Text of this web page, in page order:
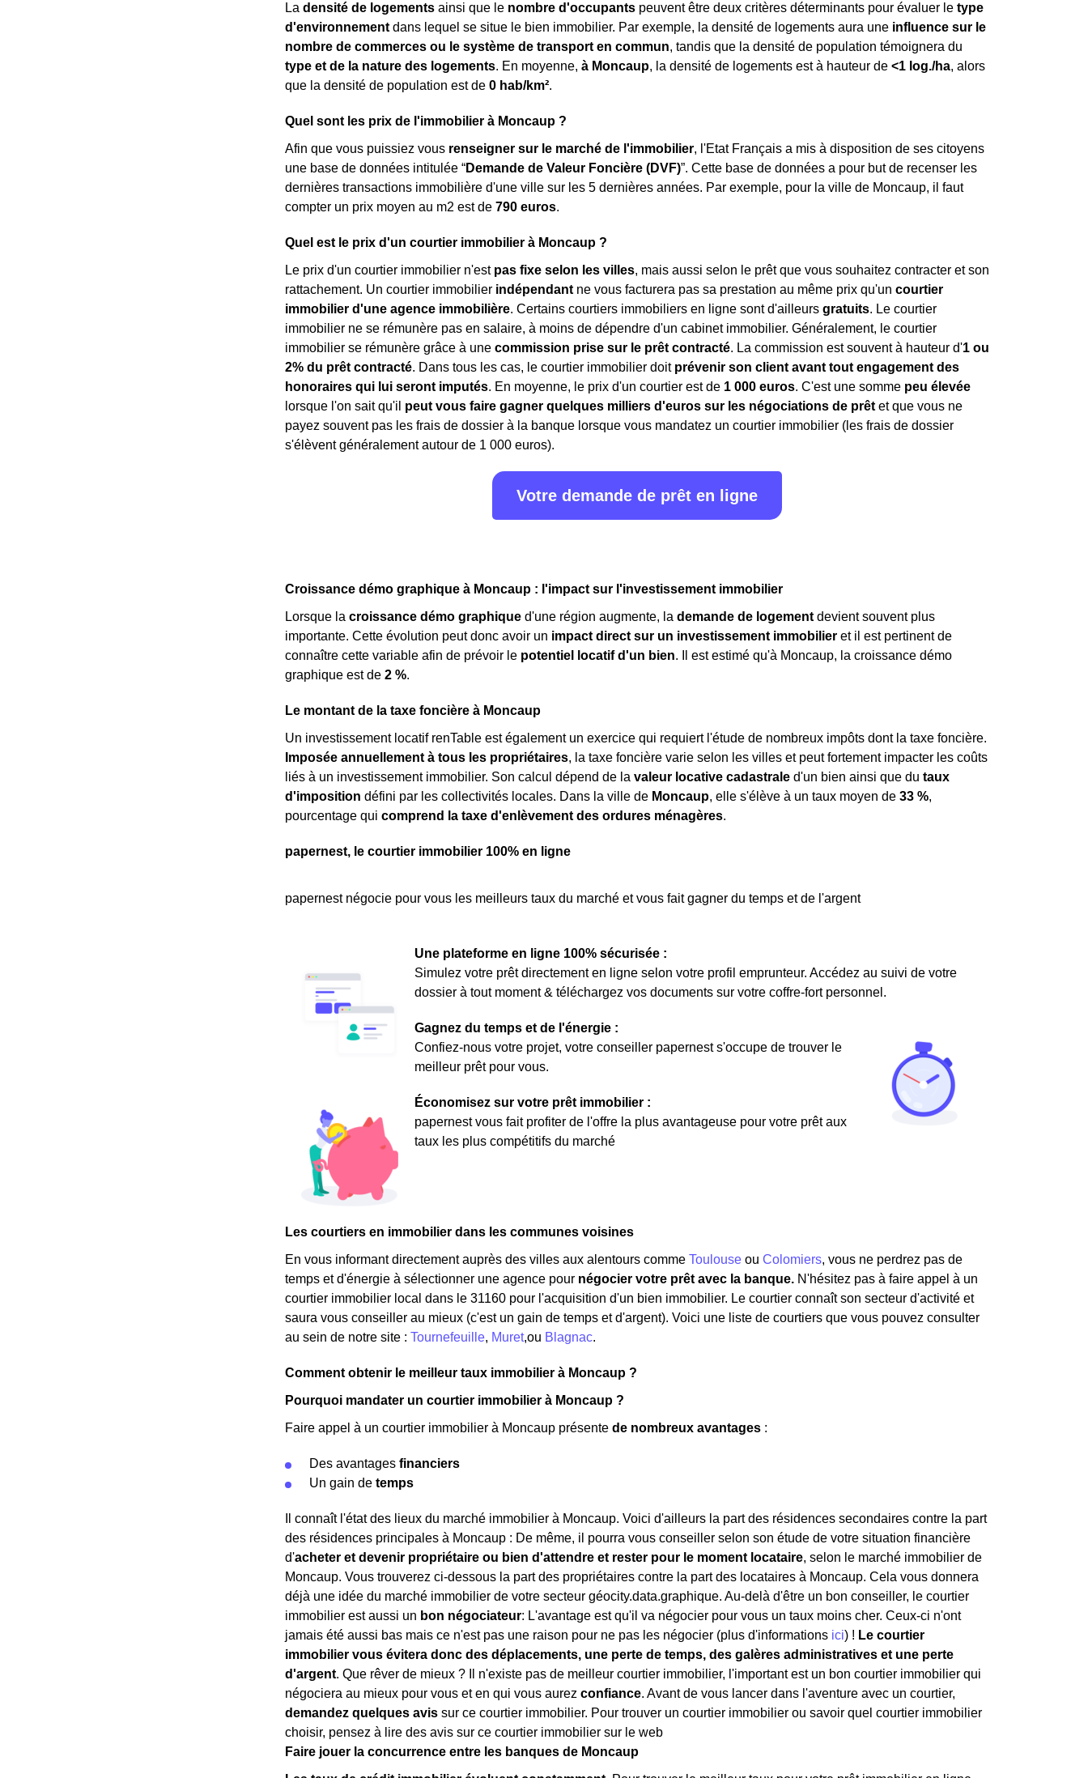
La densité de logements ainsi que le nombre d'occupants peuvent être deux critères déterminants pour évaluer le type
d'environnement dans lequel se situe le bien immobilier. Par exemple, la densité de logements aura une influence sur le
nombre de commerces ou le système de transport en commun, tandis que la densité de population témoignera du
type et de la nature des logements. En moyenne, à Moncaup, la densité de logements est à hauteur de <1 log./ha, alors
que la densité de population est de 0 hab/km².
Quel sont les prix de l'immobilier à Moncaup ?
Afin que vous puissiez vous renseigner sur le marché de l'immobilier, l'Etat Français a mis à disposition de ses citoyens
une base de données intitulée “Demande de Valeur Foncière (DVF)”. Cette base de données a pour but de recenser les
dernières transactions immobilière d'une ville sur les 5 dernières années. Par exemple, pour la ville de Moncaup, il faut
compter un prix moyen au m2 est de 790 euros.
Quel est le prix d'un courtier immobilier à Moncaup ?
Le prix d'un courtier immobilier n'est pas fixe selon les villes, mais aussi selon le prêt que vous souhaitez contracter et son
rattachement. Un courtier immobilier indépendant ne vous facturera pas sa prestation au même prix qu'un courtier
immobilier d'une agence immobilière. Certains courtiers immobiliers en ligne sont d'ailleurs gratuits. Le courtier
immobilier ne se rémunère pas en salaire, à moins de dépendre d'un cabinet immobilier. Généralement, le courtier
immobilier se rémunère grâce à une commission prise sur le prêt contracté. La commission est souvent à hauteur d'1 ou
2% du prêt contracté. Dans tous les cas, le courtier immobilier doit prévenir son client avant tout engagement des
honoraires qui lui seront imputés. En moyenne, le prix d'un courtier est de 1 000 euros. C'est une somme peu élevée
lorsque l'on sait qu'il peut vous faire gagner quelques milliers d'euros sur les négociations de prêt et que vous ne
payez souvent pas les frais de dossier à la banque lorsque vous mandatez un courtier immobilier (les frais de dossier
s'élèvent généralement autour de 1 000 euros).
Votre demande de prêt en ligne
Croissance démo graphique à Moncaup : l'impact sur l'investissement immobilier
Lorsque la croissance démo graphique d'une région augmente, la demande de logement devient souvent plus
importante. Cette évolution peut donc avoir un impact direct sur un investissement immobilier et il est pertinent de
connaître cette variable afin de prévoir le potentiel locatif d'un bien. Il est estimé qu'à Moncaup, la croissance démo
graphique est de 2 %.
Le montant de la taxe foncière à Moncaup
Un investissement locatif renTable est également un exercice qui requiert l'étude de nombreux impôts dont la taxe foncière.
Imposée annuellement à tous les propriétaires, la taxe foncière varie selon les villes et peut fortement impacter les coûts
liés à un investissement immobilier. Son calcul dépend de la valeur locative cadastrale d'un bien ainsi que du taux
d'imposition défini par les collectivités locales. Dans la ville de Moncaup, elle s'élève à un taux moyen de 33 %,
pourcentage qui comprend la taxe d'enlèvement des ordures ménagères.
papernest, le courtier immobilier 100% en ligne
papernest négocie pour vous les meilleurs taux du marché et vous fait gagner du temps et de l'argent
Une plateforme en ligne 100% sécurisée :
Simulez votre prêt directement en ligne selon votre profil emprunteur. Accédez au suivi de votre
dossier à tout moment & téléchargez vos documents sur votre coffre-fort personnel.
Gagnez du temps et de l'énergie :
Confiez-nous votre projet, votre conseiller papernest s'occupe de trouver le
meilleur prêt pour vous.
Économisez sur votre prêt immobilier :
papernest vous fait profiter de l'offre la plus avantageuse pour votre prêt aux
taux les plus compétitifs du marché
Les courtiers en immobilier dans les communes voisines
En vous informant directement auprès des villes aux alentours comme Toulouse ou Colomiers, vous ne perdrez pas de
temps et d'énergie à sélectionner une agence pour négocier votre prêt avec la banque. N'hésitez pas à faire appel à un
courtier immobilier local dans le 31160 pour l'acquisition d'un bien immobilier. Le courtier connaît son secteur d'activité et
saura vous conseiller au mieux (c'est un gain de temps et d'argent). Voici une liste de courtiers que vous pouvez consulter
au sein de notre site : Tournefeuille, Muret,ou Blagnac.
Comment obtenir le meilleur taux immobilier à Moncaup ?
Pourquoi mandater un courtier immobilier à Moncaup ?
Faire appel à un courtier immobilier à Moncaup présente de nombreux avantages :
Des avantages financiers
Un gain de temps
Il connaît l'état des lieux du marché immobilier à Moncaup. Voici d'ailleurs la part des résidences secondaires contre la part
des résidences principales à Moncaup : De même, il pourra vous conseiller selon son étude de votre situation financière
d'acheter et devenir propriétaire ou bien d'attendre et rester pour le moment locataire, selon le marché immobilier de
Moncaup. Vous trouverez ci-dessous la part des propriétaires contre la part des locataires à Moncaup. Cela vous donnera
déjà une idée du marché immobilier de votre secteur géocity.data.graphique. Au-delà d'être un bon conseiller, le courtier
immobilier est aussi un bon négociateur: L'avantage est qu'il va négocier pour vous un taux moins cher. Ceux-ci n'ont
jamais été aussi bas mais ce n'est pas une raison pour ne pas les négocier (plus d'informations ici) ! Le courtier
immobilier vous évitera donc des déplacements, une perte de temps, des galères administratives et une perte
d'argent. Que rêver de mieux ? Il n'existe pas de meilleur courtier immobilier, l'important est un bon courtier immobilier qui
négociera au mieux pour vous et en qui vous aurez confiance. Avant de vous lancer dans l'aventure avec un courtier,
demandez quelques avis sur ce courtier immobilier. Pour trouver un courtier immobilier ou savoir quel courtier immobilier
choisir, pensez à lire des avis sur ce courtier immobilier sur le web
Faire jouer la concurrence entre les banques de Moncaup